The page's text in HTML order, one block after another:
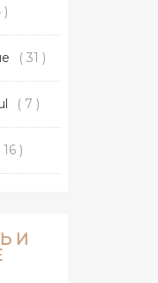
)
( 31 )
( 7 )
16 )
И